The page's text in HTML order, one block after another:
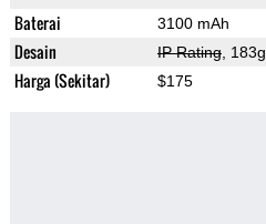
Baterai 3100 mAh
Desain IP Rating, 183g
Harga (Sekitar) $175